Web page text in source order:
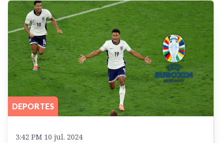
DEPORTES
3:42 PM 10 jul. 2024